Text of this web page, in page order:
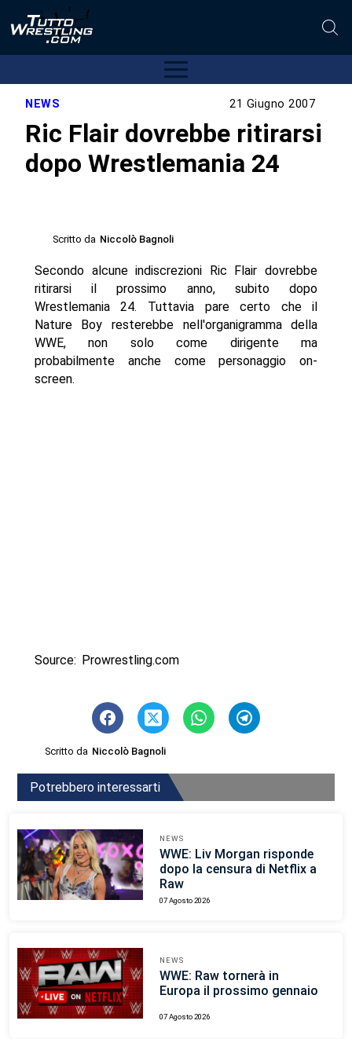
NEWS 21 Giugno 2007
Ric Flair dovrebbe ritirarsi
dopo Wrestlemania 24
Scritto da Niccolò Bagnoli
Secondo alcune indiscrezioni Ric Flair dovrebbe
ritirarsi il prossimo anno, subito dopo
Wrestlemania 24. Tuttavia pare certo che il
Nature Boy resterebbe nell'organigramma della
WWE, non solo come dirigente ma
probabilmente anche come personaggio on-
screen.
Source: Prowrestling.com
Scritto da Niccolò Bagnoli
Potrebbero interessarti
NEWS
WWE: Liv Morgan risponde
dopo la censura di Netflix a
Raw
07 Agosto 2026
NEWS
WWE: Raw tornerà in
Europa il prossimo gennaio
07 Agosto 2026